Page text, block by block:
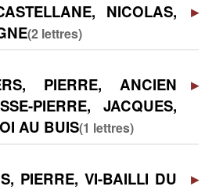
NICOLAS,
(2 lettres)
PIERRE, ANCIEN
PIERRE, JACQUES,
AU BUIS(1 lettres)
PIERRE, VI-BAILLI DU